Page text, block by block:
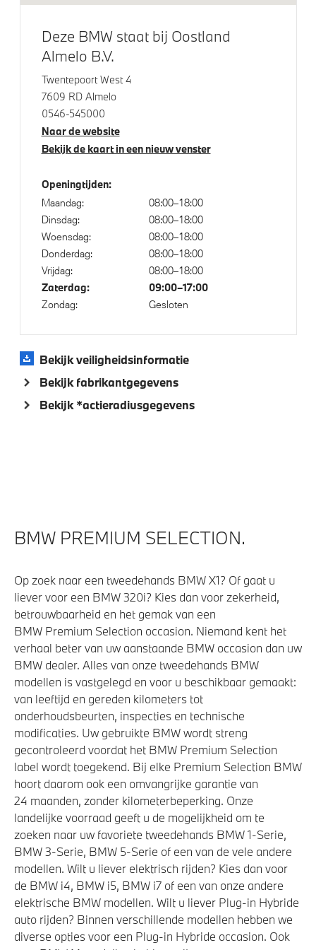
Elektrische voorzieningen
Driving Assistant Plus
Driving Assistant
Draadloos oplaadstation
Comfort Access
Bandenspanningsweergavesysteem
Automatisch dimmende binnen- en buitenspiegel
bestuurderzijde
Alarmsysteem klasse 3 (VbV/SCM)
Park Distance Control voor/achter (PDC)
Parking Assistant
High-beam assistant
Aandrijving en onderstel
Veiligheid
Akoestische waarschuwing voor voetgangers
Actieve Voetgangersbescherming
Deze BMW staat bij Oostland
Almelo B.V.
Twentepoort West 4
7609 RD Almelo
0546-545000
Naar de website
Bekijk de kaart in een nieuw venster
Openingtijden:
Maandag:
08:00–18:00
Dinsdag:
08:00–18:00
Woensdag:
08:00–18:00
Donderdag:
08:00–18:00
Vrijdag:
08:00–18:00
Zaterdag: 09:00–17:00
Zondag: Gesloten
Bekijk veiligheidsinformatie
Bekijk fabrikantgegevens
Bekijk *actieradiusgegevens
BMW PREMIUM SELECTION.
Op zoek naar een tweedehands BMW X1? Of gaat u
liever voor een BMW 320i? Kies dan voor zekerheid,
betrouwbaarheid en het gemak van een
BMW Premium Selection occasion. Niemand kent het
verhaal beter van uw aanstaande BMW occasion dan uw
BMW dealer. Alles van onze tweedehands BMW
modellen is vastgelegd en voor u beschikbaar gemaakt:
van leeftijd en gereden kilometers tot
onderhoudsbeurten, inspecties en technische
modificaties. Uw gebruikte BMW wordt streng
gecontroleerd voordat het BMW Premium Selection
label wordt toegekend. Bij elke Premium Selection BMW
hoort daarom ook een omvangrijke garantie van
24 maanden, zonder kilometerbeperking. Onze
landelijke voorraad geeft u de mogelijkheid om te
zoeken naar uw favoriete tweedehands BMW 1-Serie,
BMW 3-Serie, BMW 5-Serie of een van de vele andere
modellen. Wilt u liever elektrisch rijden? Kies dan voor
de BMW i4, BMW i5, BMW i7 of een van onze andere
elektrische BMW modellen. Wilt u liever Plug-in Hybride
auto rijden? Binnen verschillende modellen hebben we
diverse opties voor een Plug-in Hybride occasion. Ook